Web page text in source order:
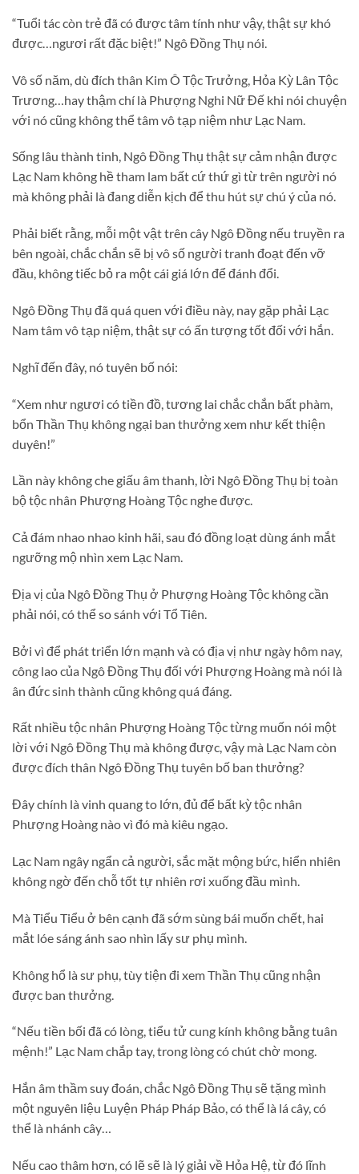
“Tuổi tác còn trẻ đã có được tâm tính như vậy, thật sự khó
được…ngươi rất đặc biệt!” Ngô Đồng Thụ nói.
Vô số năm, dù đích thân Kim Ô Tộc Trưởng, Hỏa Kỳ Lân Tộc
Trương…hay thậm chí là Phượng Nghi Nữ Đế khi nói chuyện
với nó cũng không thể tâm vô tạp niệm như Lạc Nam.
Sống lâu thành tinh, Ngô Đồng Thụ thật sự cảm nhận được
Lạc Nam không hề tham lam bất cứ thứ gì từ trên người nó
mà không phải là đang diễn kịch để thu hút sự chú ý của nó.
Phải biết rằng, mỗi một vật trên cây Ngô Đồng nếu truyền ra
bên ngoài, chắc chắn sẽ bị vô số người tranh đoạt đến vỡ
đầu, không tiếc bỏ ra một cái giá lớn để đánh đổi.
Ngô Đồng Thụ đã quá quen với điều này, nay gặp phải Lạc
Nam tâm vô tạp niệm, thật sự có ấn tượng tốt đối với hắn.
Nghĩ đến đây, nó tuyên bố nói:
“Xem như ngươi có tiền đồ, tương lai chắc chắn bất phàm,
bổn Thần Thụ không ngại ban thưởng xem như kết thiện
duyên!”
Lần này không che giấu âm thanh, lời Ngô Đồng Thụ bị toàn
bộ tộc nhân Phượng Hoàng Tộc nghe được.
Cả đám nhao nhao kinh hãi, sau đó đồng loạt dùng ánh mắt
ngưỡng mộ nhìn xem Lạc Nam.
Địa vị của Ngô Đồng Thụ ở Phượng Hoàng Tộc không cần
phải nói, có thể so sánh với Tổ Tiên.
Bởi vì để phát triển lớn mạnh và có địa vị như ngày hôm nay,
công lao của Ngô Đồng Thụ đối với Phượng Hoàng mà nói là
ân đức sinh thành cũng không quá đáng.
Rất nhiều tộc nhân Phượng Hoàng Tộc từng muốn nói một
lời với Ngô Đồng Thụ mà không được, vậy mà Lạc Nam còn
được đích thân Ngô Đồng Thụ tuyên bố ban thưởng?
Đây chính là vinh quang to lớn, đủ để bất kỳ tộc nhân
Phượng Hoàng nào vì đó mà kiêu ngạo.
Lạc Nam ngây ngẩn cả người, sắc mặt mộng bức, hiển nhiên
không ngờ đến chỗ tốt tự nhiên rơi xuống đầu mình.
Mà Tiểu Tiểu ở bên cạnh đã sớm sùng bái muốn chết, hai
mắt lóe sáng ánh sao nhìn lấy sư phụ mình.
Không hổ là sư phụ, tùy tiện đi xem Thần Thụ cũng nhận
được ban thưởng.
“Nếu tiền bối đã có lòng, tiểu tử cung kính không bằng tuân
mệnh!” Lạc Nam chắp tay, trong lòng có chút chờ mong.
Hắn âm thầm suy đoán, chắc Ngô Đồng Thụ sẽ tặng mình
một nguyên liệu Luyện Pháp Pháp Bảo, có thể là lá cây, có
thể là nhánh cây…
Nếu cao thâm hơn, có lẽ sẽ là lý giải về Hỏa Hệ, từ đó lĩnh